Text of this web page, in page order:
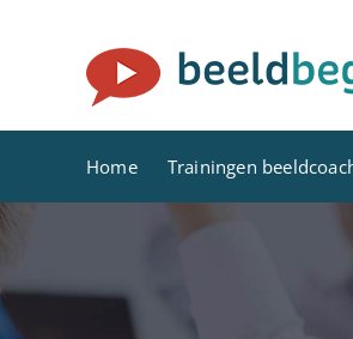
Home Trainingen